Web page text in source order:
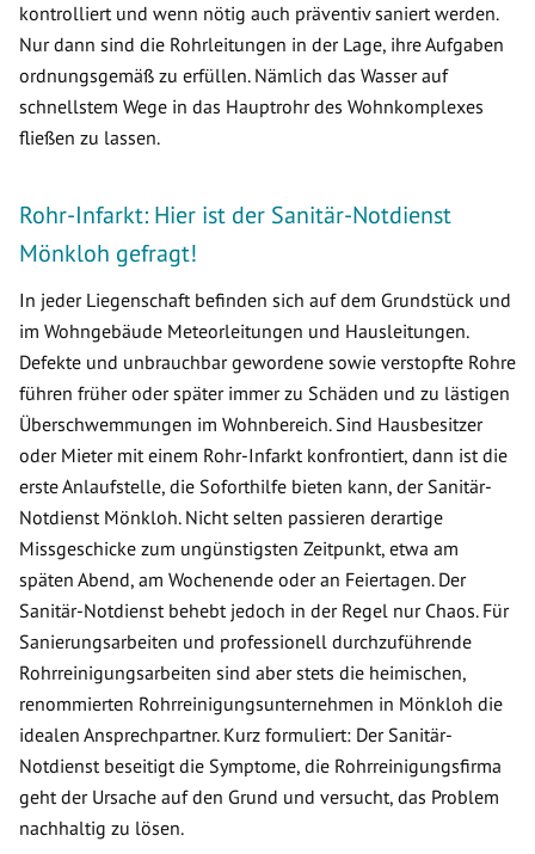
kontrolliert und wenn nötig auch präventiv saniert werden.
Nur dann sind die Rohrleitungen in der Lage, ihre Aufgaben
ordnungsgemäß zu erfüllen. Nämlich das Wasser auf
schnellstem Wege in das Hauptrohr des Wohnkomplexes
fließen zu lassen.
Rohr-Infarkt: Hier ist der Sanitär-Notdienst
Mönkloh gefragt!
In jeder Liegenschaft befinden sich auf dem Grundstück und
im Wohngebäude Meteorleitungen und Hausleitungen.
Defekte und unbrauchbar gewordene sowie verstopfte Rohre
führen früher oder später immer zu Schäden und zu lästigen
Überschwemmungen im Wohnbereich. Sind Hausbesitzer
oder Mieter mit einem Rohr-Infarkt konfrontiert, dann ist die
erste Anlaufstelle, die Soforthilfe bieten kann, der Sanitär-
Notdienst Mönkloh. Nicht selten passieren derartige
Missgeschicke zum ungünstigsten Zeitpunkt, etwa am
späten Abend, am Wochenende oder an Feiertagen. Der
Sanitär-Notdienst behebt jedoch in der Regel nur Chaos. Für
Sanierungsarbeiten und professionell durchzuführende
Rohrreinigungsarbeiten sind aber stets die heimischen,
renommierten Rohrreinigungsunternehmen in Mönkloh die
idealen Ansprechpartner. Kurz formuliert: Der Sanitär-
Notdienst beseitigt die Symptome, die Rohrreinigungsfirma
geht der Ursache auf den Grund und versucht, das Problem
nachhaltig zu lösen.